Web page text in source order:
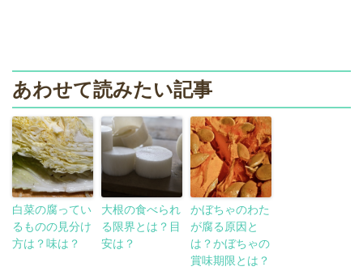
あわせて読みたい記事
白菜の腐ってい
るものの見分け
方は？味は？
大根の食べられ
る限界とは？目
安は？
かぼちゃのわた
が腐る原因と
は？かぼちゃの
賞味期限とは？